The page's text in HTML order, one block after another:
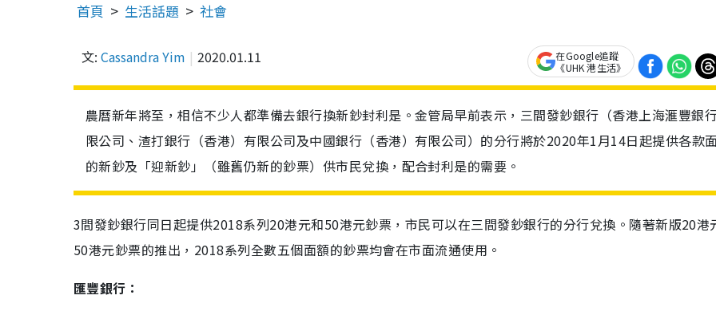
首頁 生活話題 社會
文: Cassandra Yim 2020.01.11
在Google追蹤
《UHK 港生活》
農曆新年將至，相信不少人都準備去銀行換新鈔封利是。金管局早前表示，三間發鈔銀行（香港上海滙豐銀
限公司、渣打銀行（香港）有限公司及中國銀行（香港）有限公司）的分行將於2020年1月14日起提供各款
的新鈔及「迎新鈔」（雖舊仍新的鈔票）供市民兌換，配合封利是的需要。
3間發鈔銀行同日起提供2018系列20港元和50港元鈔票，市民可以在三間發鈔銀行的分行兌換。隨著新版20港
50港元鈔票的推出，2018系列全數五個面額的鈔票均會在市面流通使用。
匯豐銀行：